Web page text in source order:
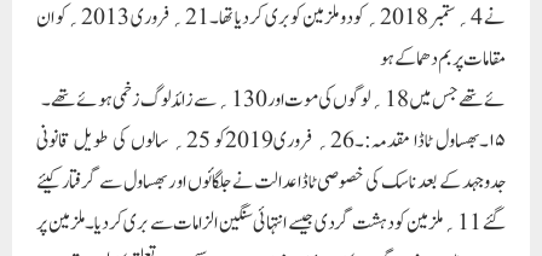
نے 4؍ ستمبر 2018؍ کو دو ملزمین کو بری کردیا تھا۔ 21؍ فروری 2013؍ کو ان
مقامات پر بم دھماکے ہو
ئے تھے جس میں18؍ لوگوں کی موت اور 130؍ سے زائد لوگ زخمی ہوئے تھے۔
۱۵۔بھساول ٹاڈا مقدمہ:۔26؍ فروری2019کو 25؍ سالوں کی طویل قانونی
جدوجہد کے بعد ناسک کی خصوصی ٹاڈا عدالت نے جلگائوں او ر بھساول سے گرفتار کیئے
گئے 11؍ ملزمین کو دہشت گردی جیسے انتہائی سنگین الزامات سے بری کردیا۔ملزمین پر